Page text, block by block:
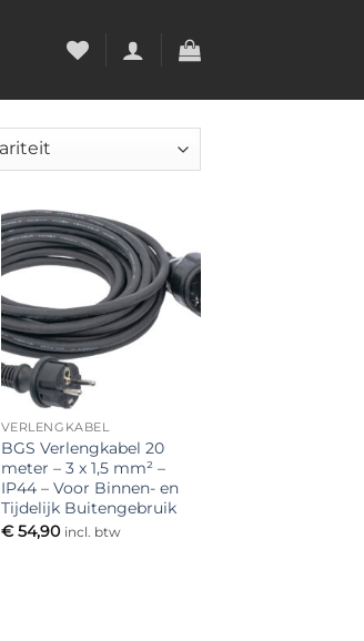
Toevoegen
aan
verlanglijst
VERLENGKABEL
BGS Verlengkabel 20
meter – 3 x 1,5 mm² –
IP44 – Voor Binnen- en
Tijdelijk Buitengebruik
€54,90 incl. btw